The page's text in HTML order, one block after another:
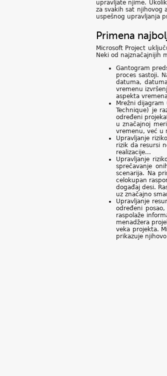
upravljate njime.
za svakih sat njihovog
uspešnog upravljanja
Primena
Microsoft Project
Neki od najznačajnijih
Gantogram
proces sastoji.
datuma,
vremenu
aspekta
Mrežni dijagram
Technique) je
određeni
u značajnoj
vremenu, već u
Upravljanje
rizik da resursi
realizacije...
Upravljanje
sprečavanje
scenarija. Na
celokupan
događaj desi.
uz značajno
Upravljanje
određeni
raspolaže
menadžera
veka projekta.
prikazuje